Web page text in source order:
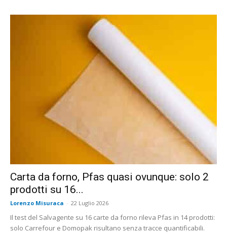
Carta da forno, Pfas quasi ovunque: solo 2
prodotti su 16...
Lorenzo Misuraca - 22 Luglio 2026
Il test del Salvagente su 16 carte da forno rileva Pfas in 14 prodotti:
solo Carrefour e Domopak risultano senza tracce quantificabili.